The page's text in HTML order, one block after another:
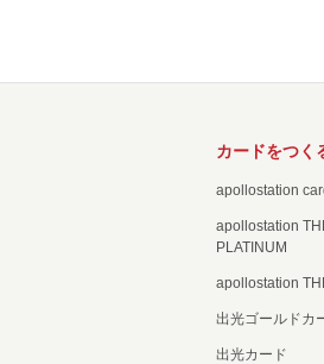
カードをつく
apollostation
apollostation
PLATINUM
apollostation
出光ゴールドカ
出光カード